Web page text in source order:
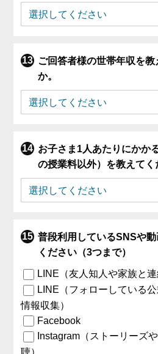
ご回答者様の世帯年収を
か。
お子さま1人あたりにかか
の授業料以外）を教えてく
普段利用しているSNSや
ください（3つまで）
LINE（友人知人や家族と連
LINE（フォローしている
情報収集）
Facebook
Instagram（ストーリーズ
聴）